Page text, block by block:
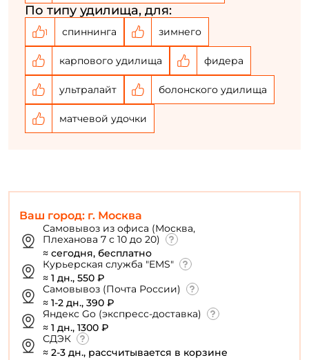
Ваш город: г. Москва
Самовывоз из офиса (Москва,
Плеханова 7 с 10 до 20)
≈ сегодня, бесплатно
Курьерская служба "EMS"
≈ 1 дн., 550 ₽
Самовывоз (Почта России)
≈ 1-2 дн., 390 ₽
Яндекс Go (экспресс-доставка)
≈ 1 дн., 1300 ₽
СДЭК
≈ 2-3 дн., рассчитывается в корзине
По типу удилища, для:
1 спиннинга зимнего
карпового удилища фидера
ультралайт болонского удилища
матчевой удочки
Создать аккаунт
У меня уже есть аккаунт